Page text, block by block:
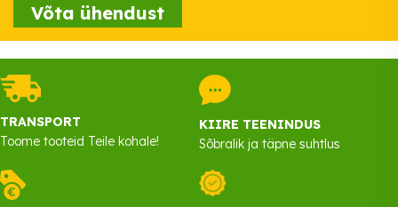
Võta ühendust
TRANSPORT
Toome tooteid Teile kohale!
KIIRE TEENINDUS
Sõbralik ja täpne suhtlus